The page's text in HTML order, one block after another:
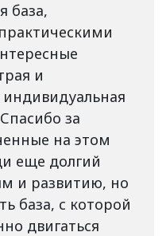
база,
и
индивидуальная
за
на этом
еще долгий
и развитию, но
база, с которой
двигаться